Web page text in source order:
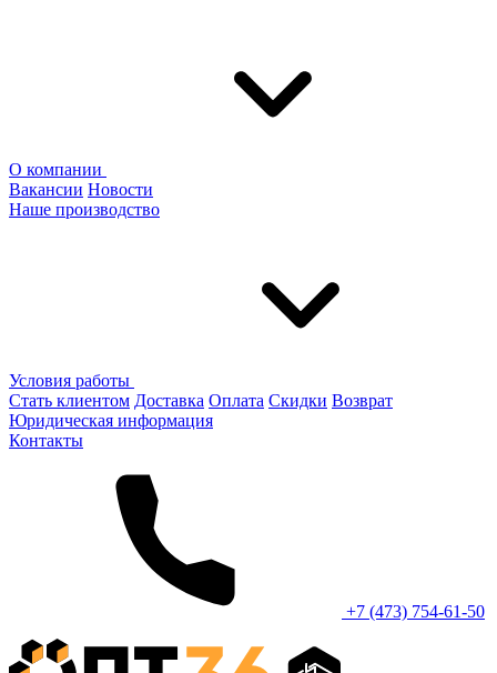
О компании
Вакансии Новости
Наше производство
Условия работы
Стать клиентом Доставка Оплата Скидки Возврат
Юридическая информация
Контакты
+7 (473) 754-61-50